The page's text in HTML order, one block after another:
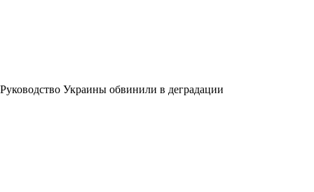
Руководство Украины обвинили в деградации